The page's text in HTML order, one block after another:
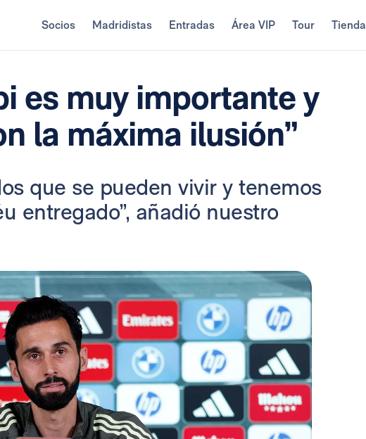
Socios Madridistas Entradas Área VIP Tour Tienda
es muy importante y
la máxima ilusión”
que se pueden vivir y tenemos
entregado”, añadió nuestro